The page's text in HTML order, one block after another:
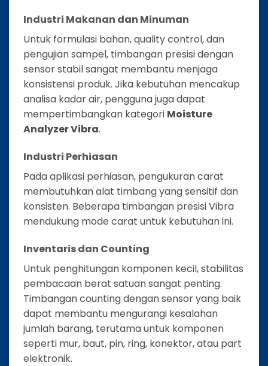
Industri Makanan dan Minuman
Untuk formulasi bahan, quality control, dan
pengujian sampel, timbangan presisi dengan
sensor stabil sangat membantu menjaga
konsistensi produk. Jika kebutuhan mencakup
analisa kadar air, pengguna juga dapat
mempertimbangkan kategori Moisture
Analyzer Vibra.
Industri Perhiasan
Pada aplikasi perhiasan, pengukuran carat
membutuhkan alat timbang yang sensitif dan
konsisten. Beberapa timbangan presisi Vibra
mendukung mode carat untuk kebutuhan ini.
Inventaris dan Counting
Untuk penghitungan komponen kecil, stabilitas
pembacaan berat satuan sangat penting.
Timbangan counting dengan sensor yang baik
dapat membantu mengurangi kesalahan
jumlah barang, terutama untuk komponen
seperti mur, baut, pin, ring, konektor, atau part
elektronik.